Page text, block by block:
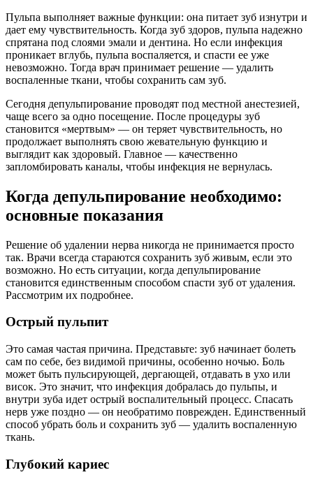
Пульпа выполняет важные функции: она питает зуб изнутри и
дает ему чувствительность. Когда зуб здоров, пульпа надежно
спрятана под слоями эмали и дентина. Но если инфекция
проникает вглубь, пульпа воспаляется, и спасти ее уже
невозможно. Тогда врач принимает решение — удалить
воспаленные ткани, чтобы сохранить сам зуб.
Сегодня депульпирование проводят под местной анестезией,
чаще всего за одно посещение. После процедуры зуб
становится «мертвым» — он теряет чувствительность, но
продолжает выполнять свою жевательную функцию и
выглядит как здоровый. Главное — качественно
запломбировать каналы, чтобы инфекция не вернулась.
Когда депульпирование необходимо:
основные показания
Решение об удалении нерва никогда не принимается просто
так. Врачи всегда стараются сохранить зуб живым, если это
возможно. Но есть ситуации, когда депульпирование
становится единственным способом спасти зуб от удаления.
Рассмотрим их подробнее.
Острый пульпит
Это самая частая причина. Представьте: зуб начинает болеть
сам по себе, без видимой причины, особенно ночью. Боль
может быть пульсирующей, дергающей, отдавать в ухо или
висок. Это значит, что инфекция добралась до пульпы, и
внутри зуба идет острый воспалительный процесс. Спасать
нерв уже поздно — он необратимо поврежден. Единственный
способ убрать боль и сохранить зуб — удалить воспаленную
ткань.
Глубокий кариес